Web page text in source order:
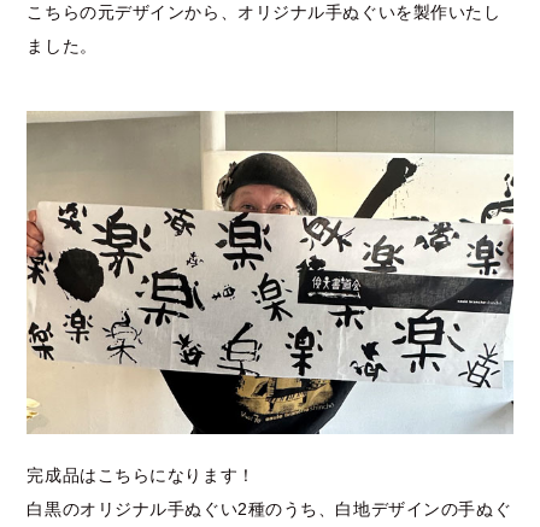
こちらの元デザインから、オリジナル手ぬぐいを製作いたし
ました。
完成品はこちらになります！
白黒のオリジナル手ぬぐい2種のうち、白地デザインの手ぬぐ